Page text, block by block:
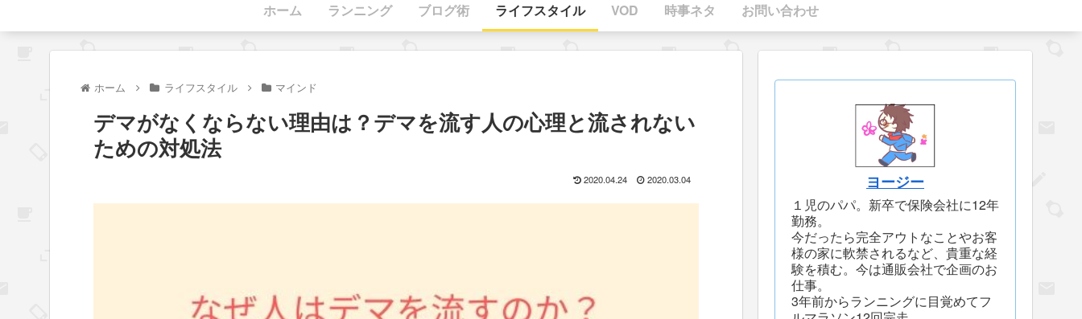
ホーム ランニング ブログ術 ライフスタイル VOD 時事ネタ お問い合わせ
ホーム ライフスタイル マインド
デマがなくならない理由は？デマを流す人の心理と流されない
ための対処法
2020.04.24 2020.03.04 ヨージー
１児のパパ。新卒で保険会社に12年
勤務。
今だったら完全アウトなことやお客
様の家に軟禁されるなど、貴重な経
験を積む。今は通販会社で企画のお
仕事。
3年前からランニングに目覚めてフ